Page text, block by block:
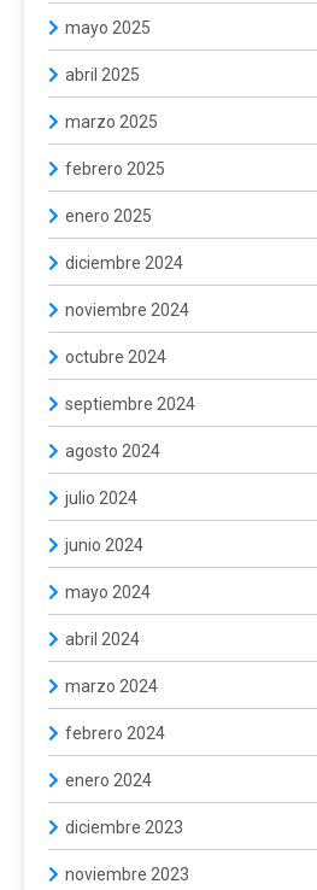
mayo 2025
abril 2025
marzo 2025
febrero 2025
enero 2025
diciembre 2024
noviembre 2024
octubre 2024
septiembre 2024
agosto 2024
julio 2024
junio 2024
mayo 2024
abril 2024
marzo 2024
febrero 2024
enero 2024
diciembre 2023
noviembre 2023